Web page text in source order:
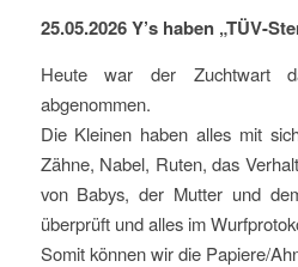
25.05.2026 Y’s haben „TÜV-
Heute war der Zuchtwart
abgenommen.
Die Kleinen haben alles mit
Zähne, Nabel, Ruten, das
von Babys, der Mutter und
überprüft und alles im
Somit können wir die Papiere/